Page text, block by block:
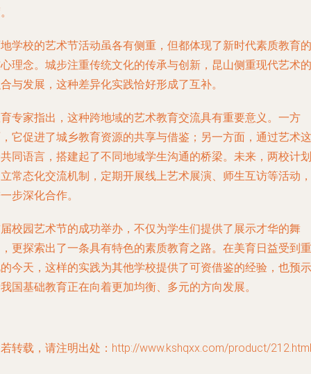
学校的艺术节活动虽各有侧重，但都体现了新时代素质教育的
理念。城步注重传统文化的传承与创新，昆山侧重现代艺术的
与发展，这种差异化实践恰好形成了互补。
专家指出，这种跨地域的艺术教育交流具有重要意义。一方
它促进了城乡教育资源的共享与借鉴；另一方面，通过艺术这
同语言，搭建起了不同地域学生沟通的桥梁。未来，两校计划
常态化交流机制，定期开展线上艺术展演、师生互访等活动，
步深化合作。
校园艺术节的成功举办，不仅为学生们提供了展示才华的舞
更探索出了一条具有特色的素质教育之路。在美育日益受到重
今天，这样的实践为其他学校提供了可资借鉴的经验，也预示
国基础教育正在向着更加均衡、多元的方向发展。
转载，请注明出处：http://www.kshqxx.com/product/212.html